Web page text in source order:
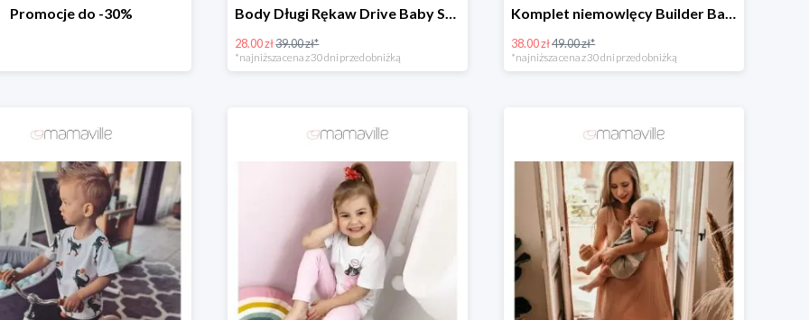
Promocje do -30% Body Długi Rękaw Drive Baby Sparrow -28%
28.00 zł39.00 zł*
*najniższa cena z 30 dni przed obniżką
Komplet niemowlęcy Builder Baby Sparrow -22%
38.00 zł49.00 zł*
*najniższa cena z 30 dni przed obniżką